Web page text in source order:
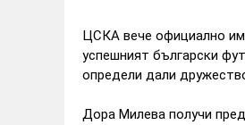
ЦСКА вече официално
успешният български
определи дали
Дора Милева получи